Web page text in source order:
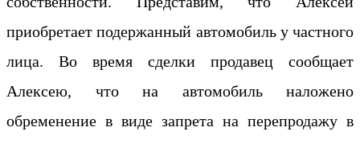
приобретает подержанный автомобиль у частного
лица. Во время сделки продавец сообщает
Алексею, что на автомобиль наложено
обременение в виде запрета на перепродажу в